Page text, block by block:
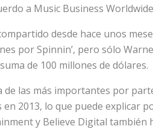
a Music Business
desde hace unos
por Spinnin’, pero sólo
de 100 millones de dólares.
de las más importantes por
2013, lo que puede explicar
y Believe Digital también